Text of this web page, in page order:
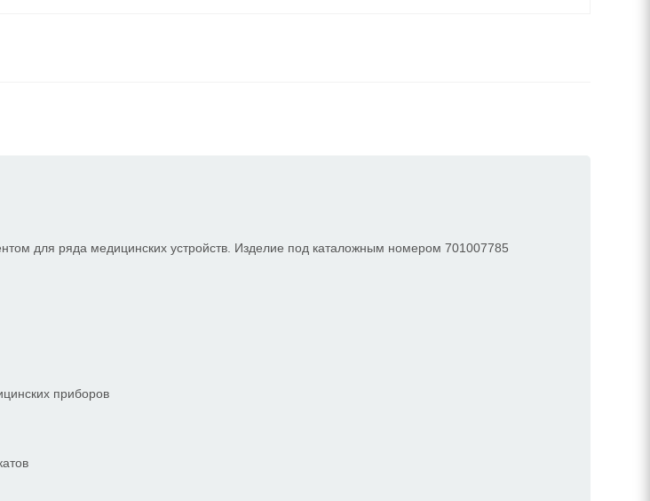
для ряда медицинских устройств. Изделие под каталожным номером 701007785
приборов